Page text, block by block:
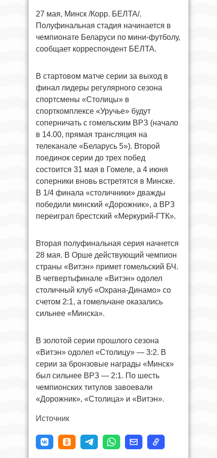
27 мая, Минск /Корр. БЕЛТА/.
Полуфинальная стадия начинается в
чемпионате Беларуси по мини-футболу,
сообщает корреспондент БЕЛТА.
В стартовом матче серии за выход в
финал лидеры регулярного сезона
спортсмены «Столицы» в
спорткомплексе «Уручье» будут
соперничать с гомельским ВРЗ (начало
в 14.00, прямая трансляция на
телеканале «Беларусь 5»). Второй
поединок серии до трех побед
состоится 31 мая в Гомеле, а 4 июня
соперники вновь встретятся в Минске.
В 1/4 финала «столичники» дважды
победили минский «Дорожник», а ВРЗ
переиграл брестский «Меркурий-ГТК».
Вторая полуфинальная серия начнется
28 мая. В Орше действующий чемпион
страны «Витэн» примет гомельский БЧ.
В четвертьфинале «Витэн» одолел
столичный клуб «Охрана-Динамо» со
счетом 2:1, а гомельчане оказались
сильнее «Минска».
В золотой серии прошлого сезона
«Витэн» одолел «Столицу» — 3:2. В
серии за бронзовые награды «Минск»
был сильнее ВРЗ — 2:1. По шесть
чемпионских титулов завоевали
«Дорожник», «Столица» и «Витэн».
Источник